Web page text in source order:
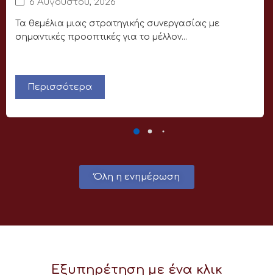
6 Αυγούστου, 2026
Τα θεμέλια μιας στρατηγικής συνεργασίας με
σημαντικές προοπτικές για το μέλλον...
Περισσότερα
Όλη η ενημέρωση
Εξυπηρέτηση με ένα κλικ